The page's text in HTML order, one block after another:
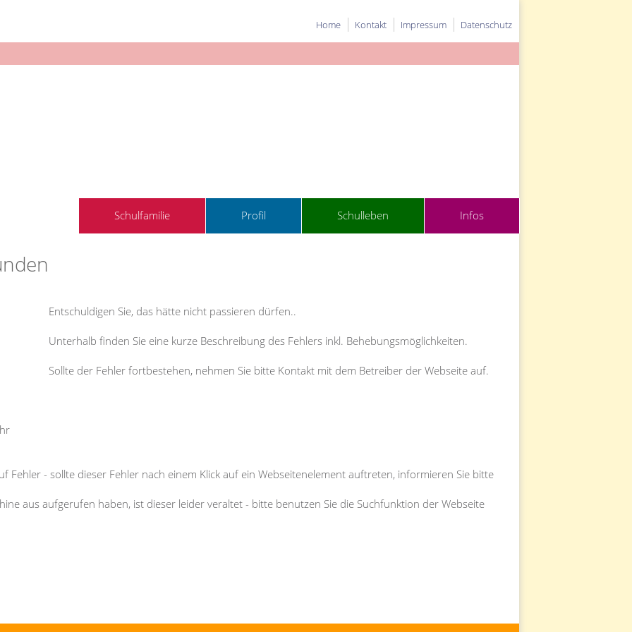
Home Kontakt Impressum Datenschutz
Schulfamilie Profil Schulleben Infos
Entschuldigen Sie, das hätte nicht passieren dürfen..
Unterhalb finden Sie eine kurze Beschreibung des Fehlers inkl. Behebungsmöglichkeiten.
Sollte der Fehler fortbestehen, nehmen Sie bitte Kontakt mit dem Betreiber der Webseite auf.
Fehler - sollte dieser Fehler nach einem Klick auf ein Webseitenelement auftreten, informieren Sie bitte
aus aufgerufen haben, ist dieser leider veraltet - bitte benutzen Sie die Suchfunktion der Webseite